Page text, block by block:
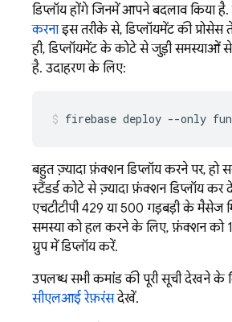
डिप्लॉय होंगे जिनमें आपने बदलाव किया है.
करनाइस तरीके से, डिप्लॉयमेंट की प्रोसेस
ही, डिप्लॉयमेंट के कोटे से जुड़ी समस्याओं
है. उदाहरण के लिए:
बहुत ज़्यादा फ़ंक्शन डिप्लॉय करने पर,
स्टैंडर्ड कोटे से ज़्यादा फ़ंक्शन डिप्लॉय
एचटीटीपी 429 या 500 गड़बड़ी के
समस्या को हल करने के लिए, फ़ंक्शन को
ग्रुप में डिप्लॉय करें.
उपलब्ध सभी कमांड की पूरी सूची देखने के
सीएलआई रेफ़रंसदेखें.